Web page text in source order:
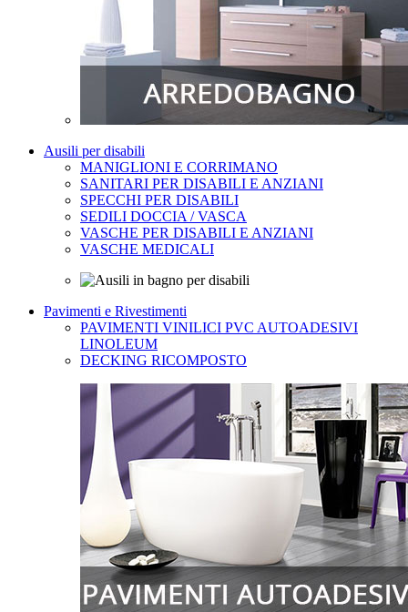
Ausili per disabili
MANIGLIONI E CORRIMANO
SANITARI PER DISABILI E ANZIANI
SPECCHI PER DISABILI
SEDILI DOCCIA / VASCA
VASCHE PER DISABILI E ANZIANI
VASCHE MEDICALI
Pavimenti e Rivestimenti
PAVIMENTI VINILICI PVC AUTOADESIVI
LINOLEUM
DECKING RICOMPOSTO